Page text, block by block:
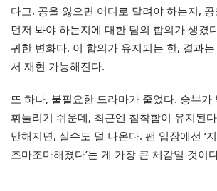
다고. 공을 잃으면 어디로 달려야 하는지,
먼저 봐야 하는지에 대한 팀의 합의가 생겼
귀한 변화다. 이 합의가 유지되는 한, 결과
서 재현 가능해진다.
또 하나, 불필요한 드라마가 줄었다. 승부가
휘둘리기 쉬운데, 최근엔 침착함이 유지된
만해지면, 실수도 덜 나온다. 팬 입장에선 ‘
조마조마해졌다’는 게 가장 큰 체감일 것이